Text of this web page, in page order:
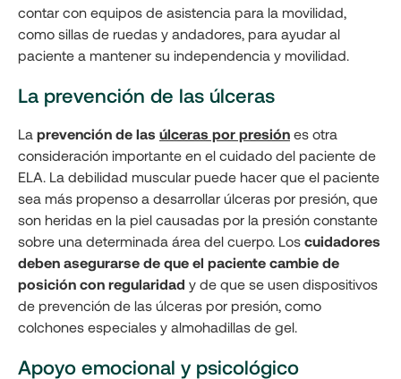
contar con equipos de asistencia para la movilidad,
como sillas de ruedas y andadores, para ayudar al
paciente a mantener su independencia y movilidad.
La prevención de las úlceras
La prevención de las úlceras por presión es otra
consideración importante en el cuidado del paciente de
ELA. La debilidad muscular puede hacer que el paciente
sea más propenso a desarrollar úlceras por presión, que
son heridas en la piel causadas por la presión constante
sobre una determinada área del cuerpo. Los cuidadores
deben asegurarse de que el paciente cambie de
posición con regularidad y de que se usen dispositivos
de prevención de las úlceras por presión, como
colchones especiales y almohadillas de gel.
Apoyo emocional y psicológico